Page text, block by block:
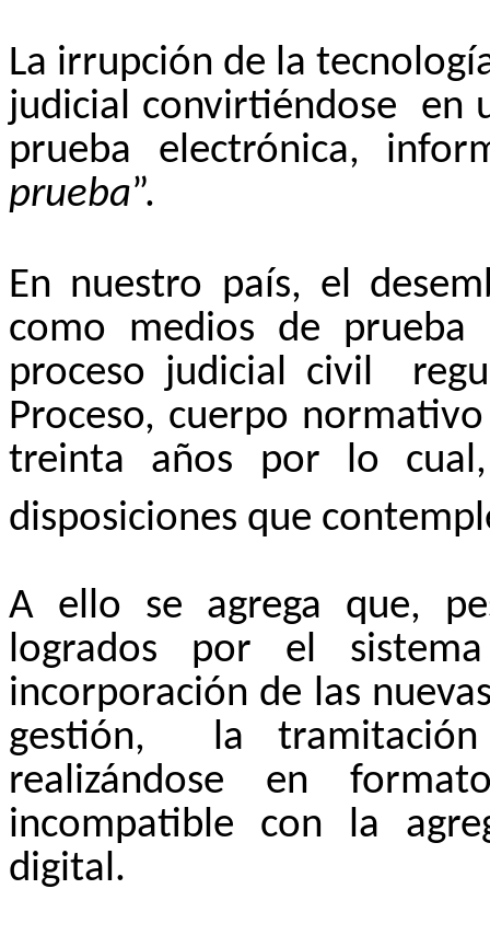
La irrupción de la
judicial convirtiéndose
en
prueba electrónica,
prueba”.
En nuestro país, el
como medios de
proceso judicial civil
Proceso, cuerpo normativo
treinta años por lo
disposiciones que
A ello se agrega que,
logrados por el
incorporación de las
gestión,
la
realizándose en
incompatible con la
digital.